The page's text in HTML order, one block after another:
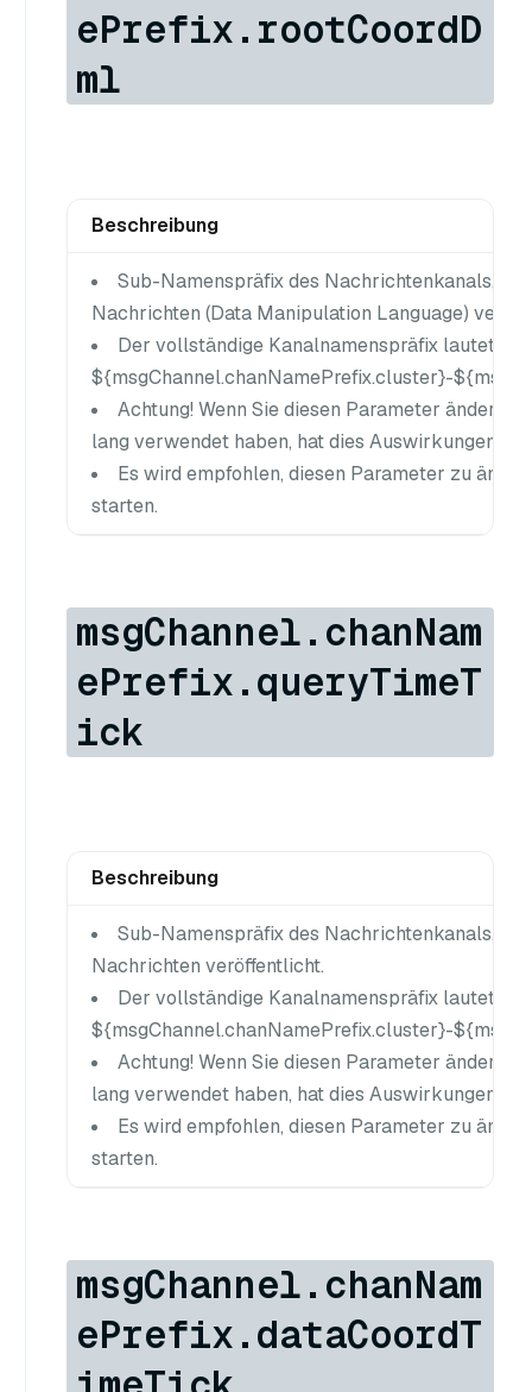
ePrefix.rootCoordD
ml
Beschreibung
Sub-Namenspräfix des Nachrichtenkanals, in
Nachrichten (Data Manipulation Language)
Der vollständige Kanalnamenspräfix lautet
${msgChannel.chanNamePrefix.cluster}-
Achtung! Wenn Sie diesen Parameter ändern,
lang verwendet haben, hat dies Auswirkungen
Es wird empfohlen, diesen Parameter zu
starten.
msgChannel.chanNam
ePrefix.queryTimeT
ick
Beschreibung
Sub-Namenspräfix des Nachrichtenkanals, in
Nachrichten veröffentlicht.
Der vollständige Kanalnamenspräfix lautet
${msgChannel.chanNamePrefix.cluster}-
Achtung! Wenn Sie diesen Parameter ändern,
lang verwendet haben, hat dies Auswirkungen
Es wird empfohlen, diesen Parameter zu
starten.
msgChannel.chanNam
ePrefix.dataCoordT